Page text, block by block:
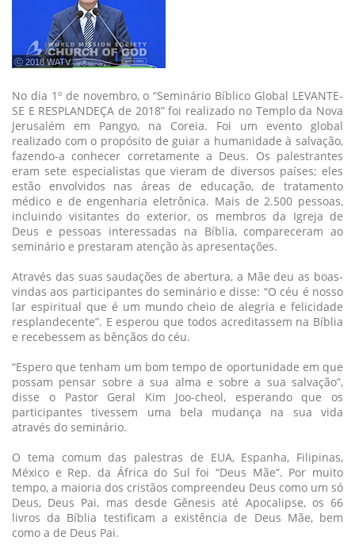
ⓒ 2018 WATV
No dia 1º de novembro, o “Seminário Bíblico Global LEVANTE-
SE E RESPLANDEÇA de 2018” foi realizado no Templo da Nova
Jerusalém em Pangyo, na Coreia. Foi um evento global
realizado com o propósito de guiar a humanidade à salvação,
fazendo-a conhecer corretamente a Deus. Os palestrantes
eram sete especialistas que vieram de diversos países; eles
estão envolvidos nas áreas de educação, de tratamento
médico e de engenharia eletrônica. Mais de 2.500 pessoas,
incluindo visitantes do exterior, os membros da Igreja de
Deus e pessoas interessadas na Bíblia, compareceram ao
seminário e prestaram atenção às apresentações.
Através das suas saudações de abertura, a Mãe deu as boas-
vindas aos participantes do seminário e disse: “O céu é nosso
lar espiritual que é um mundo cheio de alegria e felicidade
resplandecente”. E esperou que todos acreditassem na Bíblia
e recebessem as bênçãos do céu.
“Espero que tenham um bom tempo de oportunidade em que
possam pensar sobre a sua alma e sobre a sua salvação”,
disse o Pastor Geral Kim Joo-cheol, esperando que os
participantes tivessem uma bela mudança na sua vida
através do seminário.
O tema comum das palestras de EUA, Espanha, Filipinas,
México e Rep. da África do Sul foi “Deus Mãe”. Por muito
tempo, a maioria dos cristãos compreendeu Deus como um só
Deus, Deus Pai, mas desde Gênesis até Apocalipse, os 66
livros da Bíblia testificam a existência de Deus Mãe, bem
como a de Deus Pai.